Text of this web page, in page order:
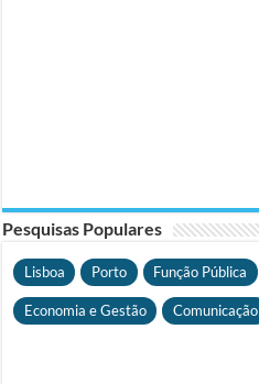
Pesquisas Populares
Lisboa Porto Função Pública
Economia e Gestão Comunicação